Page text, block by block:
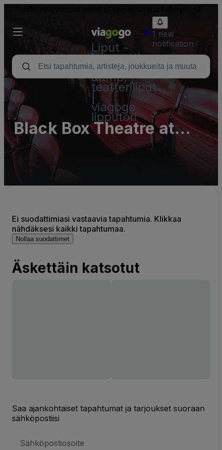
Liput -
konsertti,
urheilu
&amp;
teatteriliput
viagogo
lipputori
1 new
notification
Black Box Theatre at
Arvada Center for the
Complex
Ei suodattimiasi vastaavia tapahtumia. Klikkaa
nähdäksesi kaikki tapahtumaa.
Nollaa suodattimet
Äskettäin katsotut
Saa ajankohtaiset tapahtumat ja tarjoukset suoraan
sähköpostiisi